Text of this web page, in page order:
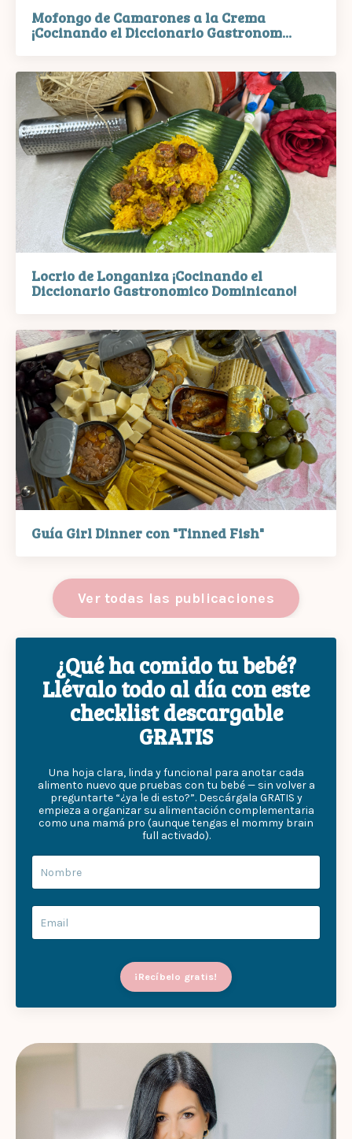
Mofongo de Camarones a la Crema
¡Cocinando el Diccionario Gastronom...
Locrio de Longaniza ¡Cocinando el
Diccionario Gastronomico Dominicano!
Guía Girl Dinner con "Tinned Fish"
Ver todas las publicaciones
¿Qué ha comido tu bebé?
Llévalo todo al día con este
checklist descargable
GRATIS
Una hoja clara, linda y funcional para anotar cada
alimento nuevo que pruebas con tu bebé — sin volver a
preguntarte “¿ya le di esto?”. Descárgala GRATIS y
empieza a organizar su alimentación complementaria
como una mamá pro (aunque tengas el mommy brain
full activado).
¡Recíbelo gratis!